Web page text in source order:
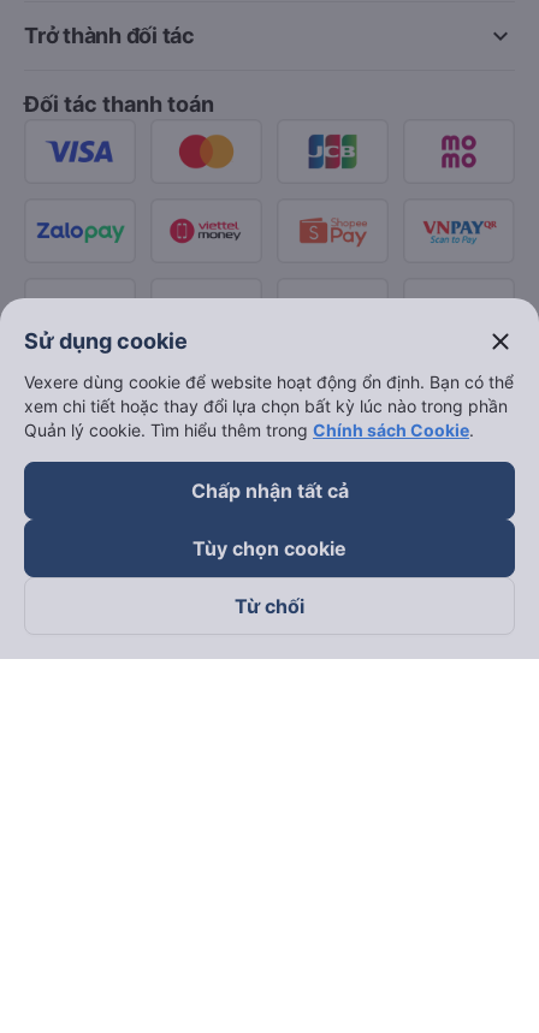
keyboard_arrow_down
Trở thành đối tác
Đối tác thanh toán
Theo dõi chúng tôi trên
Sử dụng cookie close
Vexere dùng cookie để website hoạt động ổn định. Bạn có thể
xem chi tiết hoặc thay đổi lựa chọn bất kỳ lúc nào trong phần
Quản lý cookie. Tìm hiểu thêm trong Chính sách Cookie.
Chấp nhận tất cả
Tùy chọn cookie
Từ chối